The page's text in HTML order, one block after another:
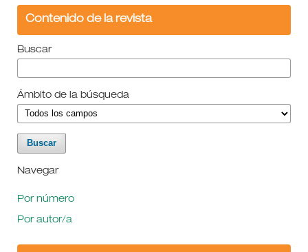
Contenido de la revista
Buscar
Ámbito de la búsqueda
Navegar
Por número
Por autor/a